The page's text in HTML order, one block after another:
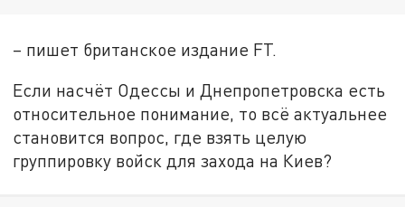
– пишет британское издание FT.
Если насчёт Одессы и Днепропетровска есть
относительное понимание, то всё актуальнее
становится вопрос, где взять целую
группировку войск для захода на Киев?